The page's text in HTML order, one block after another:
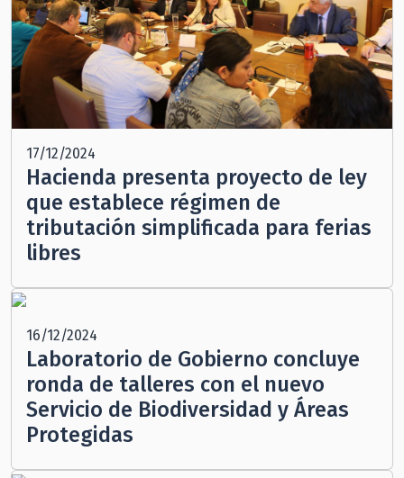
17/12/2024
Hacienda presenta proyecto de ley
que establece régimen de
tributación simplificada para ferias
libres
16/12/2024
Laboratorio de Gobierno concluye
ronda de talleres con el nuevo
Servicio de Biodiversidad y Áreas
Protegidas